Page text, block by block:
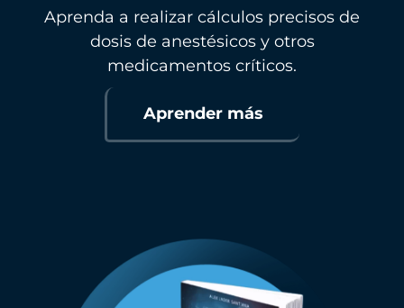
Aprenda a realizar cálculos precisos de
dosis de anestésicos y otros
medicamentos críticos.
Aprender más